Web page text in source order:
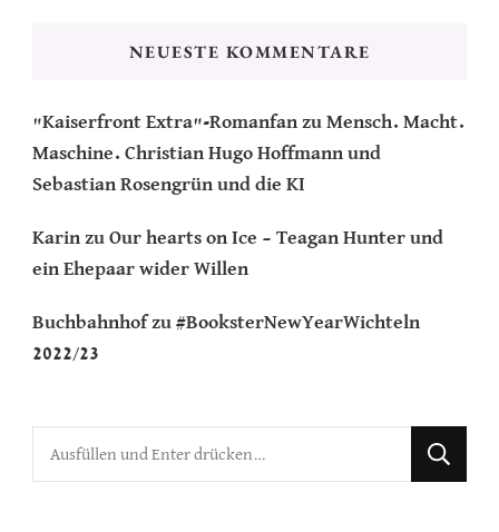
NEUESTE KOMMENTARE
"Kaiserfront Extra"-Romanfan zu Mensch. Macht.
Maschine. Christian Hugo Hoffmann und
Sebastian Rosengrün und die KI
Karin zu Our hearts on Ice – Teagan Hunter und
ein Ehepaar wider Willen
Buchbahnhofzu #BooksterNewYearWichteln
2022/23
Suchst
du